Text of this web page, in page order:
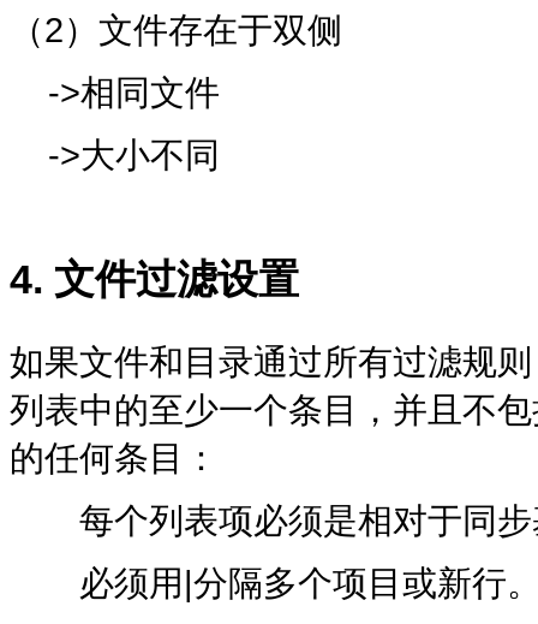
（2）文件存在于双侧
->相同文件
->大小不同
4. 文件过滤设置
如果文件和目录通过所有过滤规
列表中的至少一个条目，并且不
的任何条目：
每个列表项必须是相对于同步
必须用|分隔多个项目或新行